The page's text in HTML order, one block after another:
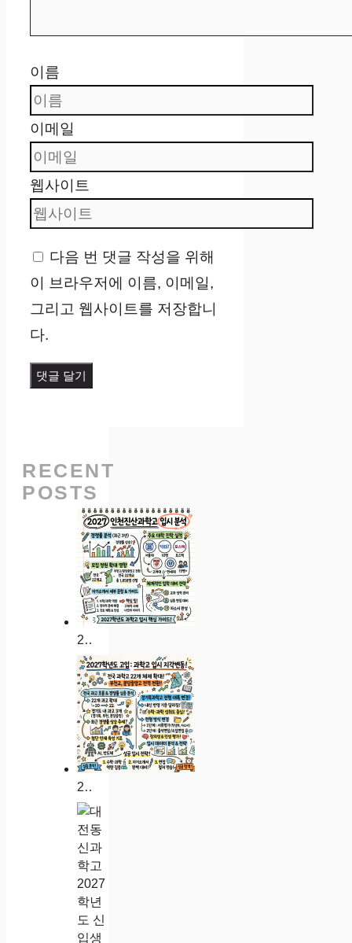
이름
이메일
웹사이트
다음 번 댓글 작성을 위해
이 브라우저에 이름, 이메일,
그리고 웹사이트를 저장합니
다.
RECENT
POSTS
2027 인천진산과학고 입시 분석: 경쟁률 대입 실적 자소서 가이드
2027학년도 인천과학고 입시 분석: 경쟁률 대입 실적 자소서 가이드